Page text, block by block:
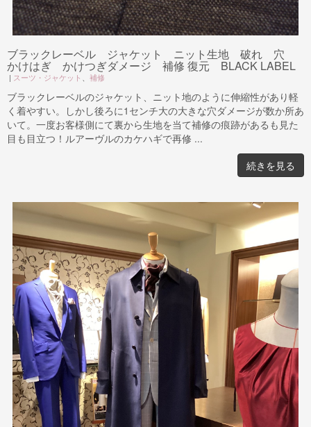
ブラックレーベル ジャケット ニット生地 破れ 穴
かけはぎ かけつぎダメージ 補修 復元 BLACK LABEL
| スーツ・ジャケット 補修
ブラックレーベルのジャケット、ニット地のように伸縮性があり軽
く着やすい。しかし後ろに1センチ大の大きな穴ダメージが数か所あ
いて。一度お客様側にて裏から生地を当て補修の痕跡があるも見た
目も目立つ！ルアーヴルのカケハギで再修 ...
続きを見る